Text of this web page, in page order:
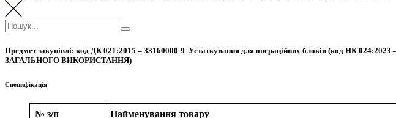
Пошук:
Пошук
Предмет закупівлі: код ДК 021:2015 – 33160000-9 Устаткування для операційних блоків (код НК
ЗАГАЛЬНОГО ВИКОРИСТАННЯ)
Специфікація
№ з/п Найменування товару